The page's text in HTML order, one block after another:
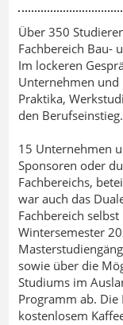
Über 350
Fachbereich Bau-
Im lockeren
Unternehmen
Praktika,
den Berufseinstieg.
15 Unternehmen
Sponsoren oder
Fachbereichs,
war auch das
Fachbereich
Wintersemester
sowie über die
Studiums im
Programm ab. Die
kostenlosem